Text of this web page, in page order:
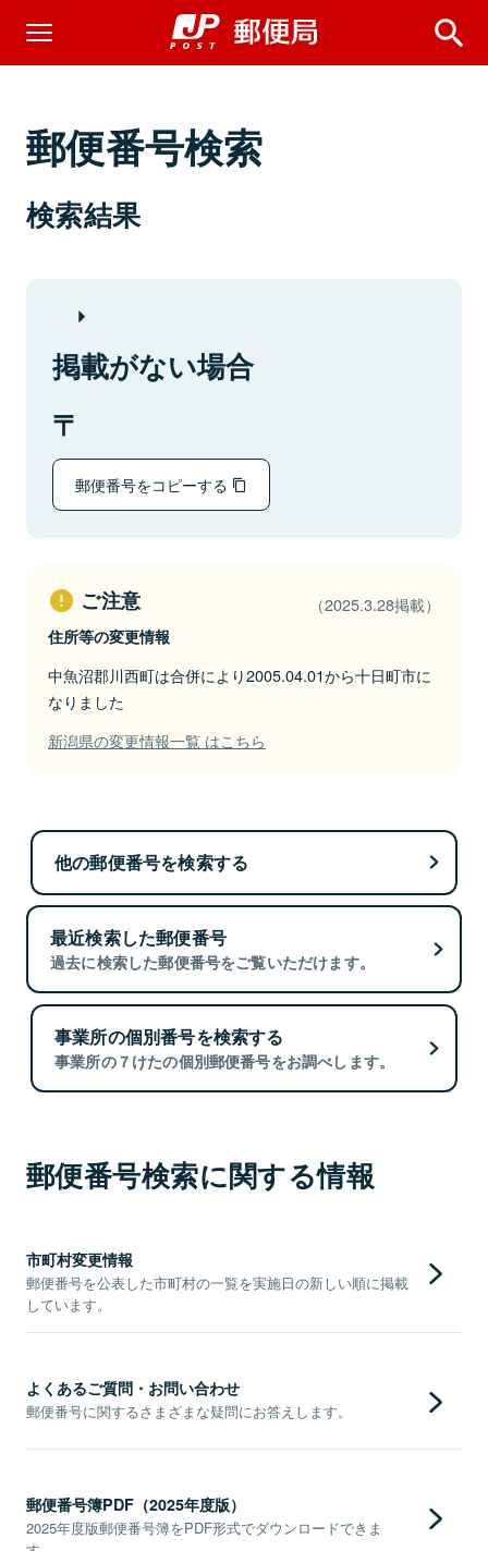
郵便番号検索
検索結果
掲載がない場合
郵便番号をコピーする
ご注意 （2025.3.28掲載）
住所等の変更情報
中魚沼郡川西町は合併により2005.04.01から十日町市に
なりました
新潟県の変更情報一覧 はこちら
他の郵便番号を検索する
最近検索した郵便番号
過去に検索した郵便番号をご覧いただけます。
事業所の個別番号を検索する
事業所の７けたの個別郵便番号をお調べします。
郵便番号検索に関する情報
市町村変更情報
郵便番号を公表した市町村の一覧を実施日の新しい順に掲載
しています。
よくあるご質問・お問い合わせ
郵便番号に関するさまざまな疑問にお答えします。
郵便番号簿PDF（2025年度版）
2025年度版郵便番号簿をPDF形式でダウンロードできま